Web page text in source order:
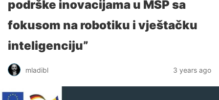
podrške inovacijama u MSP sa
fokusom na robotiku i vještačku
inteligenciju”
mladibl 3 years ago